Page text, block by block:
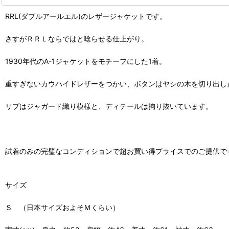
RRL(ダブルアールエル)のレザージャケットです。
さすがＲＲＬならではと唸らせる仕上がり。
1930年代のA-1ジャケットをモチーフにした1着。
重すぎないカウハイドレザーをつかい、ボタンはヤシの木を切り出し
リブはジャガード織り模様と、ディテールは拘り抜いています。
試着のみの完璧なコンディションで超お買い得プライスでのご提供で
サイズ
Ｓ （日本サイズおよそＭくらい）